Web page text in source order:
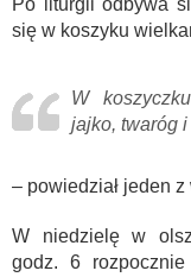
Po liturgii odbywa
się w koszyku
W
jajko, twaróg
– powiedział jeden z
W niedzielę w
godz. 6